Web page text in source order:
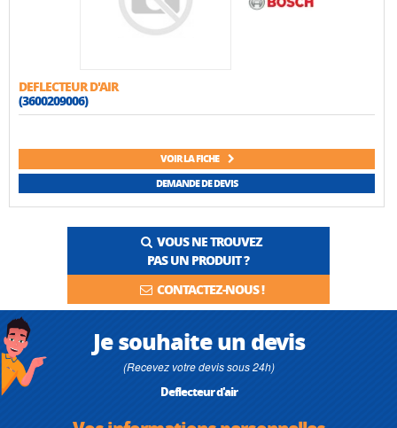
DEFLECTEUR D'AIR
(3600209006)
VOIR LA FICHE
DEMANDE DE DEVIS
VOUS NE TROUVEZ
PAS UN PRODUIT ?
CONTACTEZ-NOUS !
Je souhaite un devis
(Recevez votre devis sous 24h)
Deflecteur d'air